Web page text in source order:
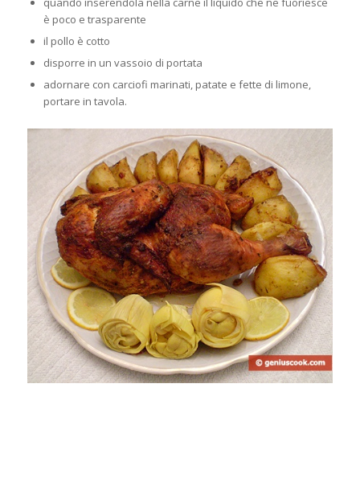
è poco e trasparente
il pollo è cotto
disporre in un vassoio di portata
adornare con carciofi marinati, patate e fette di limone,
portare in tavola.